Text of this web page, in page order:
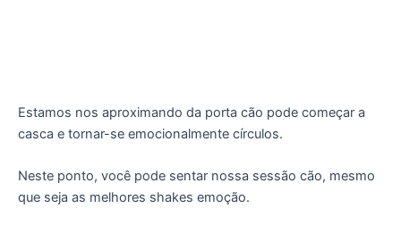
Estamos nos aproximando da porta cão pode começar a
casca e tornar-se emocionalmente círculos.
Neste ponto, você pode sentar nossa sessão cão, mesmo
que seja as melhores shakes emoção.